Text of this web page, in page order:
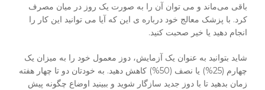
باقی می‌ماند و می توان آن را به صورت یک روز در میان مصرف
کرد. با پزشک معالج خود درباره ی این که آیا می توانید این کار را
انجام دهید یا خیر صحبت کنید.
شاید بتوانید به عنوان یک آزمایش، دوز معمول خود را به میزان یک
چهارم (25%) یا نصف (50%) کاهش دهید. به خودتان دو تا چهار هفته
زمان بدهید تا با دوز جدید سازگار شوید و ببینید اوضاع چگونه پیش